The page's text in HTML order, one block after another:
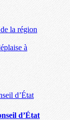
la région
à
d’État